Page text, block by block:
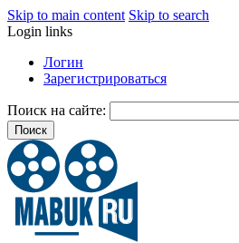
Skip to main content Skip to search
Login links
Логин
Зарегистрироваться
Поиск на сайте: